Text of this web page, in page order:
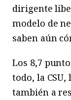
dirigente
modelo de
saben aún
Los 8,7
todo, la
también a